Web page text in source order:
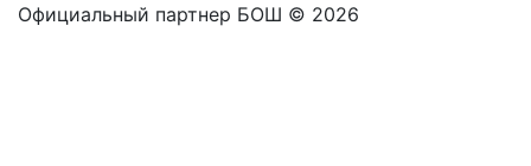
Официальный партнер БОШ © 2026